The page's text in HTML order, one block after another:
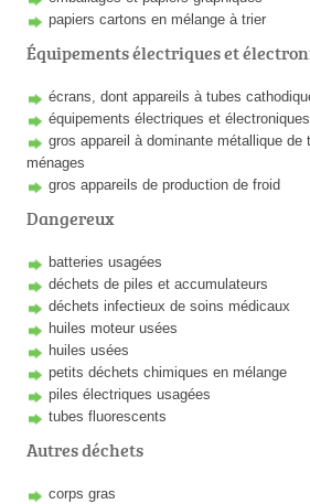
papiers cartons en mélange à trier
Équipements électriques et
écrans, dont appareils à tubes
équipements électriques et
gros appareil à dominante métallique de
ménages
gros appareils de production de froid
Dangereux
batteries usagées
déchets de piles et accumulateurs
déchets infectieux de soins médicaux
huiles moteur usées
huiles usées
petits déchets chimiques en mélange
piles électriques usagées
tubes fluorescents
Autres déchets
corps gras